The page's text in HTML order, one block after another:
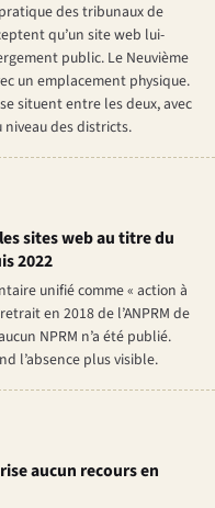
des tribunaux de
qu’un site web lui-
public. Le Neuvième
un emplacement physique.
situent entre les deux, avec
des districts.
sites web au titre du
2022
unifié comme « action à
en 2018 de l’ANPRM de
NPRM n’a été publié.
l’absence plus visible.
aucun recours en